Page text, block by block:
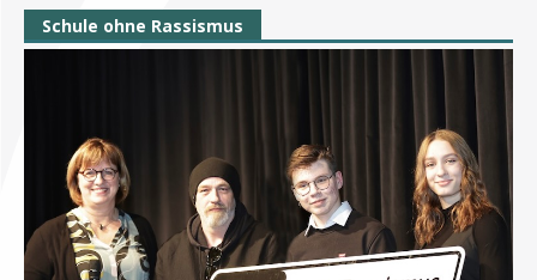
Schule ohne Rassismus